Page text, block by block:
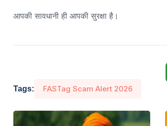
आपकी सावधानी ही आपकी सुरक्षा है।
Tags: FASTag Scam Alert 2026